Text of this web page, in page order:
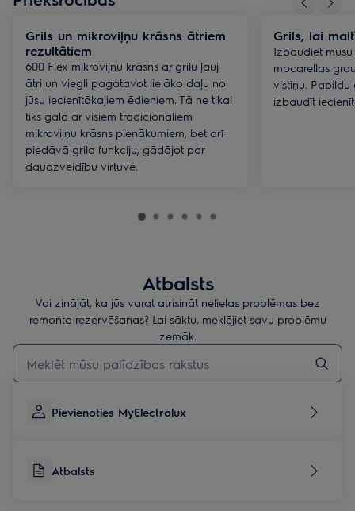
Grils un mikroviļņu krāsns ātriem
rezultātiem
600 Flex mikroviļņu krāsns ar grilu ļauj
ātri un viegli pagatavot lielāko daļu no
jūsu iecienītākajiem ēdieniem. Tā ne tikai
tiks galā ar visiem tradicionāliem
mikroviļņu krāsns pienākumiem, bet arī
piedāvā grila funkciju, gādājot par
daudzveidību virtuvē.
Grils, lai
Izbaudiet
mocarellas
vistiņu. Papildu
izbaudīt
Atbalsts
Vai zinājāt, ka jūs varat atrisināt nelielas problēmas bez
remonta rezervēšanas? Lai sāktu, meklējiet savu problēmu
zemāk.
Rakstiet, lai meklētu rakstus par atbalstu
Pievienoties MyElectrolux
Atbalsts